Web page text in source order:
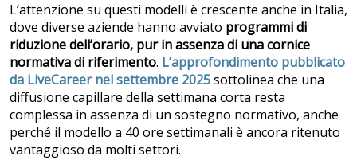
L’attenzione su questi modelli è crescente anche in Italia,
dove diverse aziende hanno avviato programmi di
riduzione dell’orario, pur in assenza di una cornice
normativa di riferimento. L’approfondimento pubblicato
da LiveCareer nel settembre 2025sottolinea che una
diffusione capillare della settimana corta resta
complessa in assenza di un sostegno normativo, anche
perché il modello a 40 ore settimanali è ancora ritenuto
vantaggioso da molti settori.